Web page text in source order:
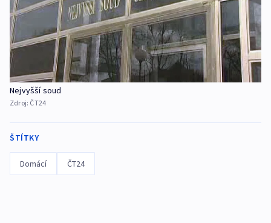
Nejvyšší soud
Zdroj: ČT24
ŠTÍTKY
Domácí ČT24